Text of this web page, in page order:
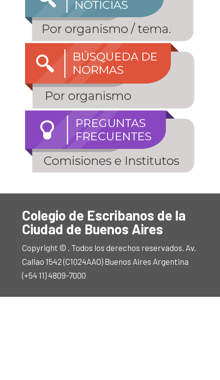
Colegio de Escribanos de la
Ciudad de Buenos Aires
Copyright © . Todos los derechos reservados. Av.
Callao 1542 (C1024AAO) Buenos Aires Argentina
(+54 11) 4809-7000